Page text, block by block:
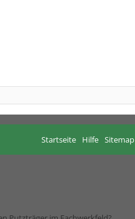
Startseite Hilfe Sitemap